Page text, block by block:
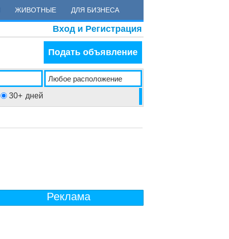
ЖИВОТНЫЕ ДЛЯ БИЗНЕСА
Вход и Регистрация
Подать объявление
30+ дней
Реклама